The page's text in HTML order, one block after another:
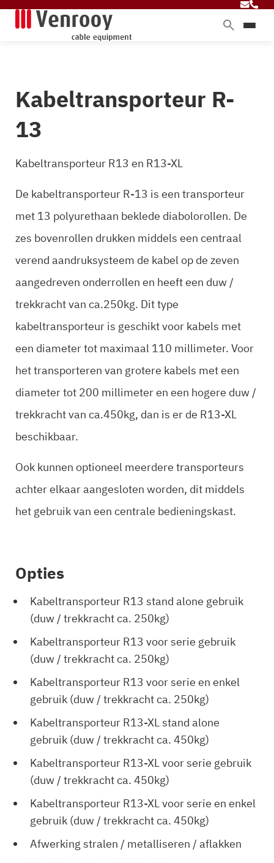
Diensten
Over ons
Blog
Contact
Kabeltransporteur R-
13
Kabeltransporteur R13 en R13-XL
De kabeltransporteur R-13 is een transporteur
met 13 polyurethaan beklede diabolorollen. De
zes bovenrollen drukken middels een centraal
verend aandruksysteem de kabel op de zeven
aangedreven onderrollen en heeft een duw /
trekkracht van ca.250kg. Dit type
kabeltransporteur is geschikt voor kabels met
een diameter tot maximaal 110 millimeter. Voor
het transporteren van grotere kabels met een
diameter tot 200 millimeter en een hogere duw /
trekkracht van ca.450kg, dan is er de R13-XL
beschikbaar.
Ook kunnen optioneel meerdere transporteurs
achter elkaar aangesloten worden, dit middels
het gebruik van een centrale bedieningskast.
Opties
Kabeltransporteur R13 stand alone gebruik
(duw / trekkracht ca. 250kg)
Kabeltransporteur R13 voor serie gebruik
(duw / trekkracht ca. 250kg)
Kabeltransporteur R13 voor serie en enkel
gebruik (duw / trekkracht ca. 250kg)
Kabeltransporteur R13-XL stand alone
gebruik (duw / trekkracht ca. 450kg)
Kabeltransporteur R13-XL voor serie gebruik
(duw / trekkracht ca. 450kg)
Kabeltransporteur R13-XL voor serie en enkel
gebruik (duw / trekkracht ca. 450kg)
Afwerking stralen / metalliseren / aflakken